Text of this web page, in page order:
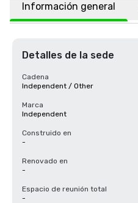
Información general
Detalles de la sede
Cadena
Independent / Other
Marca
Independent
Construido en
-
Renovado en
-
Espacio de reunión total
-